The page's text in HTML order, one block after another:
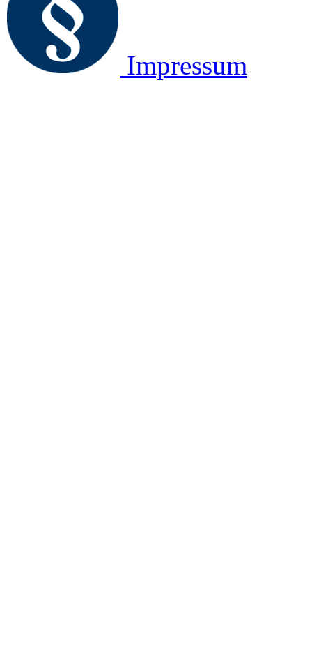
Impressum